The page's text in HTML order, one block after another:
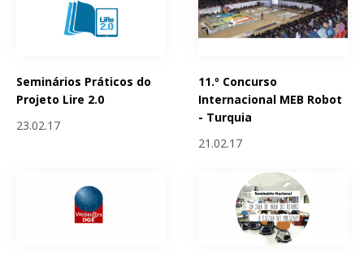
Seminários Práticos do
Projeto Lire 2.0
23.02.17
11.º Concurso
Internacional MEB Robot
- Turquia
21.02.17